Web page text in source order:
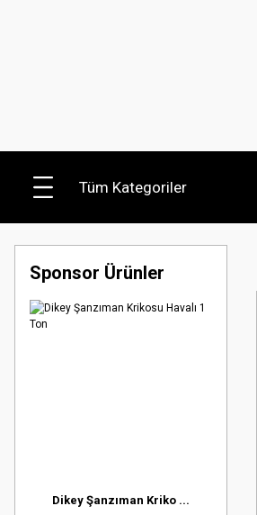
Tüm Kategoriler
Sponsor Ürünler
Dikey Şanzıman Kriko ...